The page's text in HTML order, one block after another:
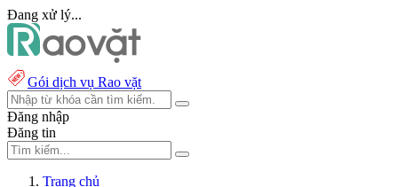
Đang xử lý...
Gói dịch vụ Rao vặt
Đăng nhập
Đăng tin
Trang chủ